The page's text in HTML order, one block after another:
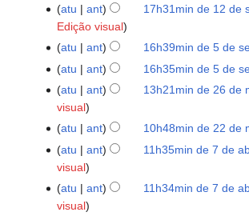
e
d
i
ç
ã
o
e
d
i
ç
ã
o
o
d
e
d
i
ç
ã
o
m
o
d
e
d
i
ç
ã
o
u
m
o
d
e
i
ç
ã
o
s
u
m
o
d
e
d
i
ç
ã
o
2025
12
setembro
atu ant 17h31min de 12 de
Edição visual
de
setembro
atu ant 16h39min de 5 de
S
m
e
s
u
m
o
atu
ant 16h35min de 5 de
S
e
r
e
s
u
m
26
maio
atu ant 13h21min de 26 de
visual
22
de
maio
atu ant 10h48min de 22 de
S
e
r
abril
atu ant 11h35min de 7 de
visual
atu
ant 11h34min de 7 de
visual